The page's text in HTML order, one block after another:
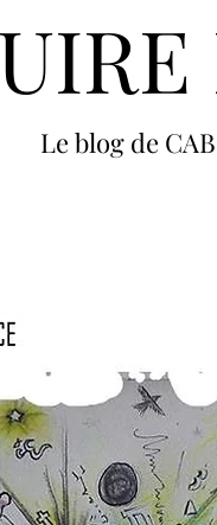
Le blog de CAB